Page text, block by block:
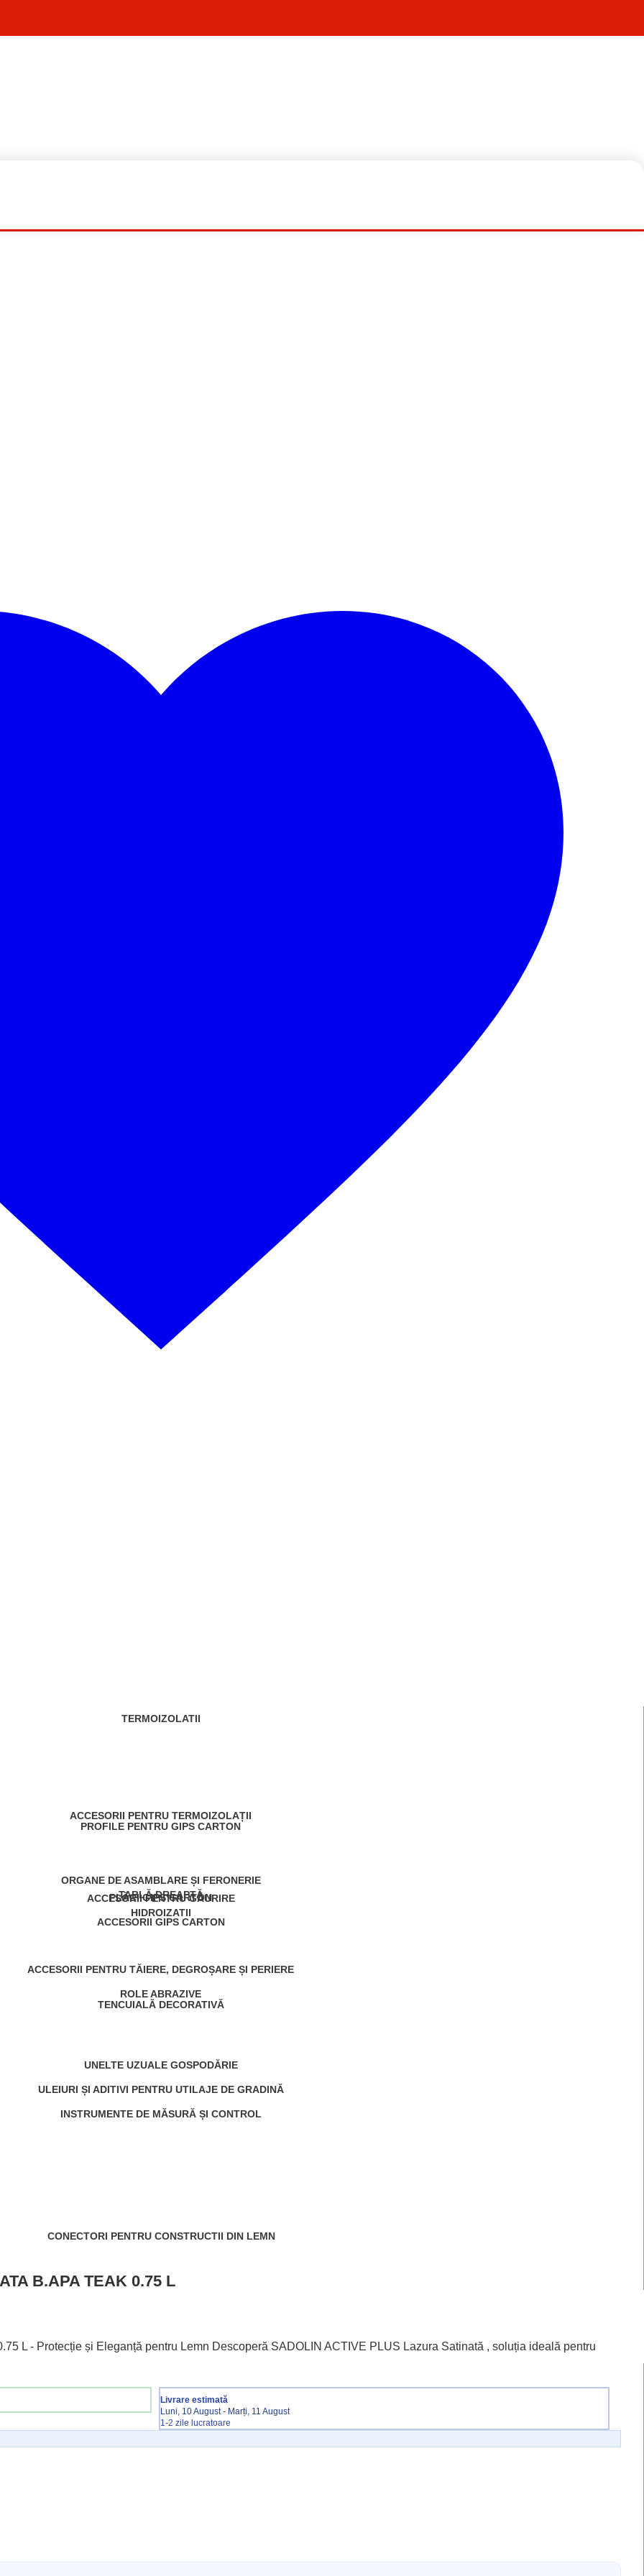
TERMOIZOLATII
ACCESORII PENTRU TERMOIZOLAȚII
HIDROIZATII
TABLĂ DREAPTĂ
PROFILE PENTRU GIPS CARTON
PLĂCI GIPS CARTON
ACCESORII GIPS CARTON
TENCUIALĂ DECORATIVĂ
ORGANE DE ASAMBLARE ȘI FERONERIE
CONECTORI PENTRU CONSTRUCTII DIN LEMN
ACCESORII PENTRU GĂURIRE
ACCESORII PENTRU TĂIERE, DEGROȘARE ȘI PERIERE
ROLE ABRAZIVE
UNELTE UZUALE GOSPODĂRIE
ULEIURI ȘI ADITIVI PENTRU UTILAJE DE GRADINĂ
INSTRUMENTE DE MĂSURĂ ȘI CONTROL
B.APA TEAK 0.75 L
L - Protecție și Eleganță pentru Lemn Descoperă SADOLIN ACTIVE PLUS Lazura Satinată , soluția ideală pentru
Livrare estimată
Luni, 10 August - Marți, 11 August
1-2 zile lucratoare